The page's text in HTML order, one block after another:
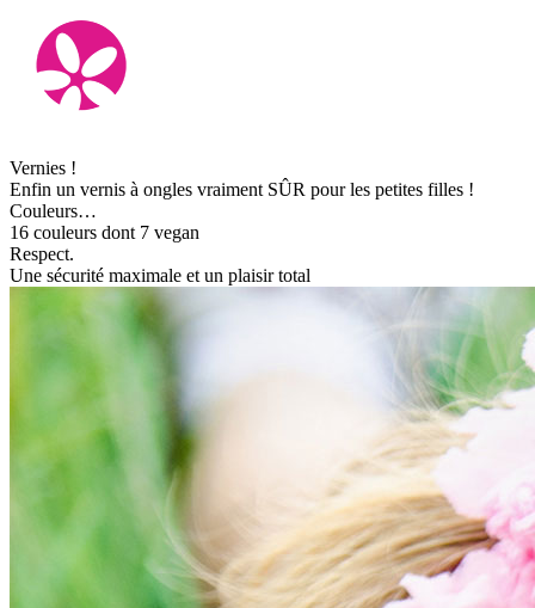
Vernies !
Enfin un vernis à ongles vraiment SÛR pour les petites filles !
Couleurs…
16 couleurs dont 7 vegan
Respect.
Une sécurité maximale et un plaisir total